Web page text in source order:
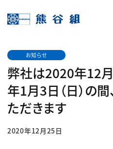
お知らせ
弊社は2020年12
年1月3日（日）の
ただきます
2020年12月25日